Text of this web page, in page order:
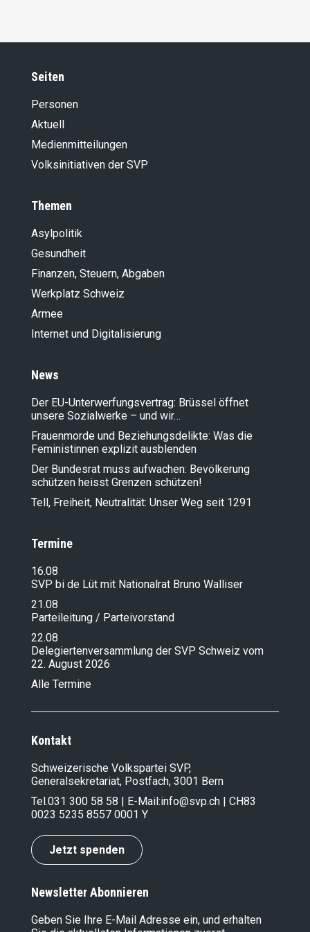
Seiten
Personen
Aktuell
Medienmitteilungen
Volksinitiativen der SVP
Themen
Asylpolitik
Gesundheit
Finanzen, Steuern, Abgaben
Werkplatz Schweiz
Armee
Internet und Digitalisierung
News
Der EU-Unterwerfungsvertrag: Brüssel öffnet
unsere Sozialwerke – und wir…
Frauenmorde und Beziehungsdelikte: Was die
Feministinnen explizit ausblenden
Der Bundesrat muss aufwachen: Bevölkerung
schützen heisst Grenzen schützen!
Tell, Freiheit, Neutralität: Unser Weg seit 1291
Termine
16.08
SVP bi de Lüt mit Nationalrat Bruno Walliser
21.08
Parteileitung / Parteivorstand
22.08
Delegiertenversammlung der SVP Schweiz vom
22. August 2026
Alle Termine
Kontakt
Schweizerische Volkspartei SVP,
Generalsekretariat, Postfach, 3001 Bern
Tel.031 300 58 58 | E-Mail:info@svp.ch | CH83
0023 5235 8557 0001 Y
Jetzt spenden
Newsletter Abonnieren
Geben Sie Ihre E-Mail Adresse ein, und erhalten